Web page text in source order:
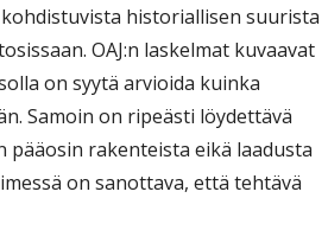
historiallisen suurista
OAJ:n laskelmat kuvaavat
on syytä arvioida kuinka
Samoin on ripeästi löydettävä
rakenteista eikä laadusta
on sanottava, että tehtävä